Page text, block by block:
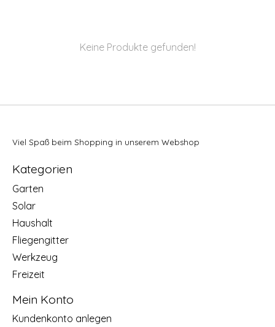
Keine Produkte gefunden!
Viel Spaß beim Shopping in unserem Webshop
Kategorien
Garten
Solar
Haushalt
Fliegengitter
Werkzeug
Freizeit
Mein Konto
Kundenkonto anlegen